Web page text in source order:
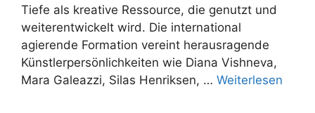
Tiefe als kreative Ressource, die genutzt und
weiterentwickelt wird. Die international
agierende Formation vereint herausragende
Künstlerpersönlichkeiten wie Diana Vishneva,
Mara Galeazzi, Silas Henriksen, … Weiterlesen